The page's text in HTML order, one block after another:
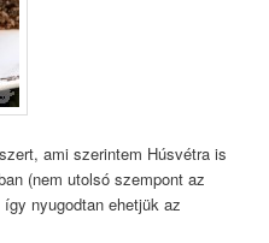
ami szerintem Húsvétra is
(nem utolsó szempont az
nyugodtan ehetjük az